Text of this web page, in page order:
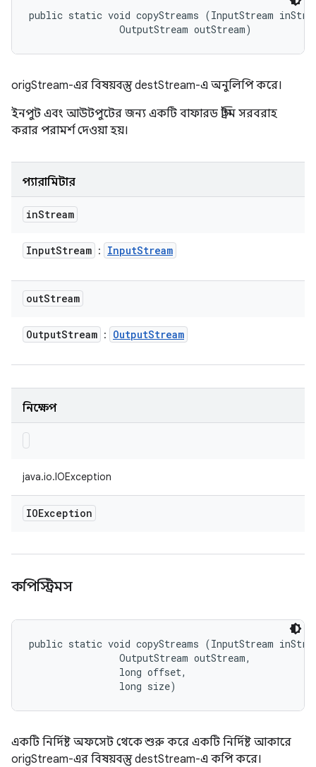
public static void copyStreams (InputStream
                OutputStream outStream)
origStream-এর বিষয়বস্তু destStream-এ অনুলিপি করে।
ইনপুট এবং আউটপুটের জন্য একটি বাফারড স্ট্রিম সরবরাহ
করার পরামর্শ দেওয়া হয়।
প্যারামিটার
inStream
InputStream : InputStream
outStream
OutputStream : OutputStream
নিক্ষেপ
java.io.IOException
IOException
কপিস্ট্রিমস
public static void copyStreams (InputStream
                OutputStream outStream,
                long offset,
                long size)
একটি নির্দিষ্ট অফসেট থেকে শুরু করে একটি নির্দিষ্ট আকারে
origStream-এর বিষয়বস্তু destStream-এ কপি করে।